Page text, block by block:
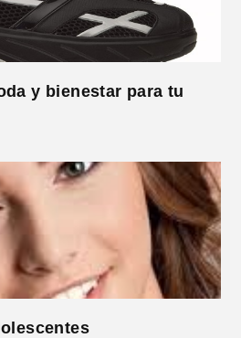
y bienestar para tu